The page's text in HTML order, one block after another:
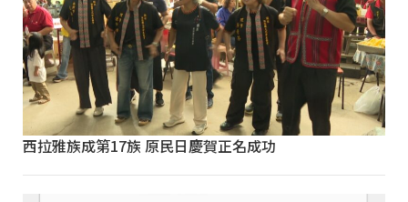
西拉雅族成第17族 原民日慶賀正名成功